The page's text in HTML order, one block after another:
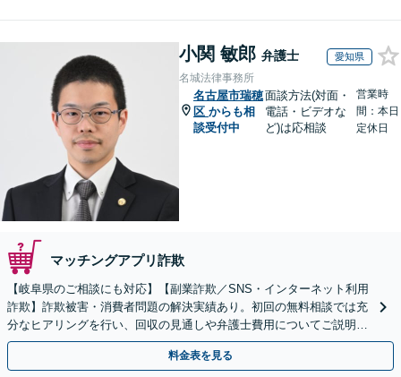
小関 敏郎 弁護士 愛知県
名城法律事務所
名古屋市瑞穂
区 からも相
談受付中
面談方法(対面・
電話・ビデオな
ど)は応相談
営業時
間：本日
定休日
マッチングアプリ詐欺
【岐阜県のご相談にも対応】【副業詐欺／SNS・インターネット利用
詐欺】詐欺被害・消費者問題の解決実績あり。初回の無料相談では充
分なヒアリングを行い、回収の見通しや弁護士費用についてご説明し
ます。一人で悩まずにご相談を【初回相談無料】
料金表を見る